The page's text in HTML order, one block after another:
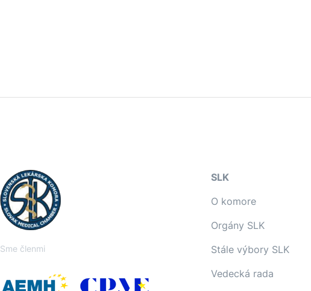
Sme členmi
SLK
O komore
Orgány SLK
Stále výbory SLK
Vedecká rada